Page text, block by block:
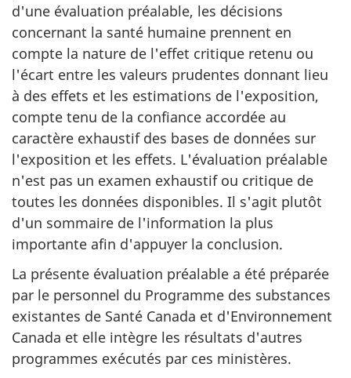
d'une évaluation préalable, les décisions
concernant la santé humaine prennent en
compte la nature de l'effet critique retenu ou
l'écart entre les valeurs prudentes donnant lieu
à des effets et les estimations de l'exposition,
compte tenu de la confiance accordée au
caractère exhaustif des bases de données sur
l'exposition et les effets. L'évaluation préalable
n'est pas un examen exhaustif ou critique de
toutes les données disponibles. Il s'agit plutôt
d'un sommaire de l'information la plus
importante afin d'appuyer la conclusion.
La présente évaluation préalable a été préparée
par le personnel du Programme des substances
existantes de Santé Canada et d'Environnement
Canada et elle intègre les résultats d'autres
programmes exécutés par ces ministères.